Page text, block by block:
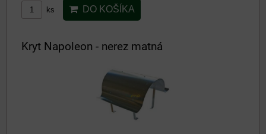
ks DO KOŠÍKA
Kryt Napoleon - nerez matná